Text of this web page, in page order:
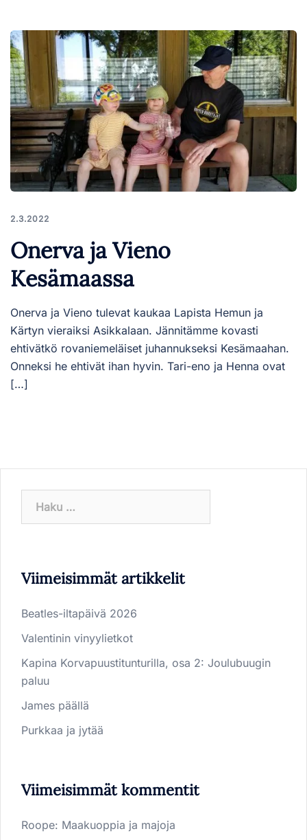
2.3.2022
Onerva ja Vieno
Kesämaassa
Onerva ja Vieno tulevat kaukaa Lapista Hemun ja
Kärtyn vieraiksi Asikkalaan. Jännitämme kovasti
ehtivätkö rovaniemeläiset juhannukseksi Kesämaahan.
Onneksi he ehtivät ihan hyvin. Tari-eno ja Henna ovat
[…]
Viimeisimmät artikkelit
Beatles-iltapäivä 2026
Valentinin vinyylietkot
Kapina Korvapuustitunturilla, osa 2: Joulubuugin
paluu
James päällä
Purkkaa ja jytää
Viimeisimmät kommentit
Roope: Maakuoppia ja majoja